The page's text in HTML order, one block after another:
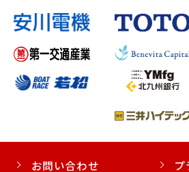
お問い合わせ プ